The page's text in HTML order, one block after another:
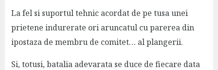
La fel si suportul tehnic acordat de pe tusa unei
prietene indurerate ori aruncatul cu parerea din
ipostaza de membru de comitet… al plangerii.
Si, totusi, batalia adevarata se duce de fiecare data